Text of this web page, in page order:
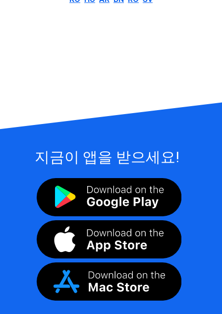
지금이 앱을 받으세요!